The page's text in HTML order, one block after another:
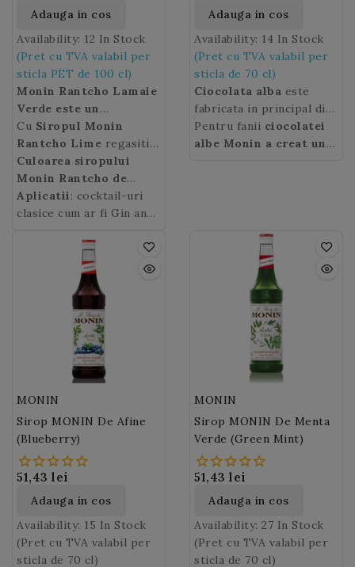
Adauga in cos
Availability: 12 In Stock
(Pret cu TVA valabil per
sticla PET de 100 cl)
Monin Rantcho Lamaie
Verde este un
concentrat fara zahar,
fara pulpa, ce contine
suc din lamai verzi.
Foarte practic,siropul
Monin Rantcho de
Lamaie Verdeeste
inlocui sucul proaspat de
lamaie verde in toate
cocktail-urile clasice, de
la Daiquiri la Margarita.
Cu Siropul Monin
Rantcho Lime regasiti
gustul inconfundabil al
lamailor verzicu o nota
de aciditate pe tot
parcursul anului!
Culoarea siropului
Monin Rantcho de
Lamaie Verde: galben.
Aplicatii: cocktail-uri
clasice cum ar fi Gin and
Margarita, Mojito sau
Cuba Libre. Monin
Rantcho Lamaie verde
este ideal si in soda si
Adauga in cos
Availability: 14 In Stock
(Pret cu TVA valabil per
sticla de 70 cl)
Ciocolata alba este
fabricata in principal din
unt de cacao, zahar si
lapte praf. Untul de
fondanta. Gustul dulce al
acestei albeeste adorat
Pentru fanii ciocolatei
albe Monin a creat un
drinks si multe altele...
Incercati sa combinati
siropul Monin de
ciocolata alba
siropul aromat de alune
intr-un latteccino si veti
fi captivati!
MONIN
Sirop MONIN De Afine
(Blueberry)
51,43 lei
Adauga in cos
Availability: 15 In Stock
(Pret cu TVA valabil per
sticla de 70 cl)
MONIN
Sirop MONIN De Menta
Verde (Green Mint)
51,43 lei
Adauga in cos
Availability: 27 In Stock
(Pret cu TVA valabil per
sticla de 70 cl)